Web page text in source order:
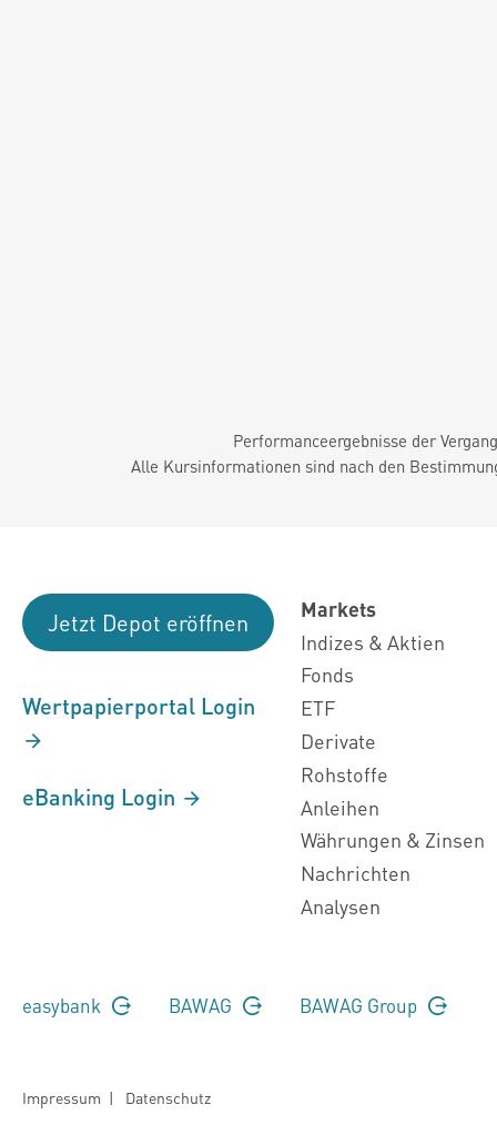
Performanceergebnisse der
Alle Kursinformationen sind nach den
Jetzt Depot eröffnen
Wertpapierportal Login
eBanking Login
Markets
Indizes & Aktien
Fonds
ETF
Derivate
Rohstoffe
Anleihen
Währungen & Zinsen
Nachrichten
Analysen
easybank BAWAG BAWAG Group
Impressum | Datenschutz